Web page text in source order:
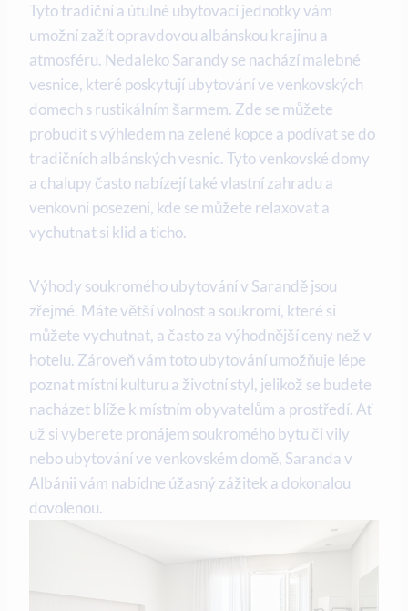
Tyto tradiční a útulné ubytovací jednotky ⁤vám
umožní zažít ⁣opravdovou albánskou krajinu a
atmosféru. Nedaleko Sarandy se nachází malebné
vesnice, které‍ poskytují ubytování ve venkovských
domech s‌ rustikálním šarmem.⁣ Zde se můžete
probudit s výhledem na zelené kopce a podívat se do
tradičních albánských vesnic. Tyto venkovské domy
a chalupy často nabízejí ⁤také vlastní zahradu a
venkovní posezení, ​kde⁤ se můžete relaxovat​ a
vychutnat si ‌klid a ticho.
Výhody soukromého ⁢ubytování⁤ v Sarandě jsou
zřejmé. Máte větší volnost a soukromí, které‍ si
můžete vychutnat, a často za výhodnější ceny než v
hotelu. Zároveň vám toto ⁣ubytování umožňuje lépe
poznat ⁢místní ‌kulturu a životní styl, jelikož se ⁣budete
nacházet blíže k místním obyvatelům a prostředí.⁤ Ať
už si vyberete pronájem soukromého bytu či vily
nebo ubytování ve venkovském domě, Saranda v
Albánii vám nabídne úžasný zážitek a dokonalou
dovolenou.